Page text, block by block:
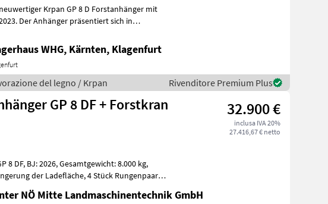
Krpan GP 8 D Forstanhänger mit
Der Anhänger präsentiert sich in
WHG, Kärnten, Klagenfurt
del legno / Krpan Rivenditore Premium Plus
GP 8 DF + Forstkran
32.900 €
inclusa IVA 20%
27.416,67 € netto
8.000 kg,
NÖ Mitte Landmaschinentechnik GmbH